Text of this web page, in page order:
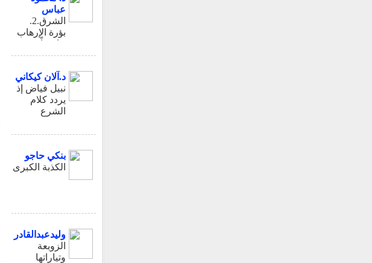
عباس
.2.الشرق
بؤرة الإرهاب
حاضراً1
د.آلان كيكاني
نبيل فياض إذ
يردد كلام
الشرع
بنكي حاجو
الكذبة الكبرى
وليدعبدالقادر
الزوبعة
وتياراتها